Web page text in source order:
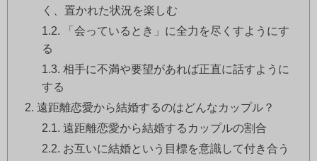
く、置かれた状況を楽しむ
「会っているとき」に全力を尽くすようにす
る
相手に不満や要望があれば正直に話すように
する
遠距離恋愛から結婚するのはどんなカップル？
遠距離恋愛から結婚するカップルの割合
お互いに結婚という目標を意識して付き合う